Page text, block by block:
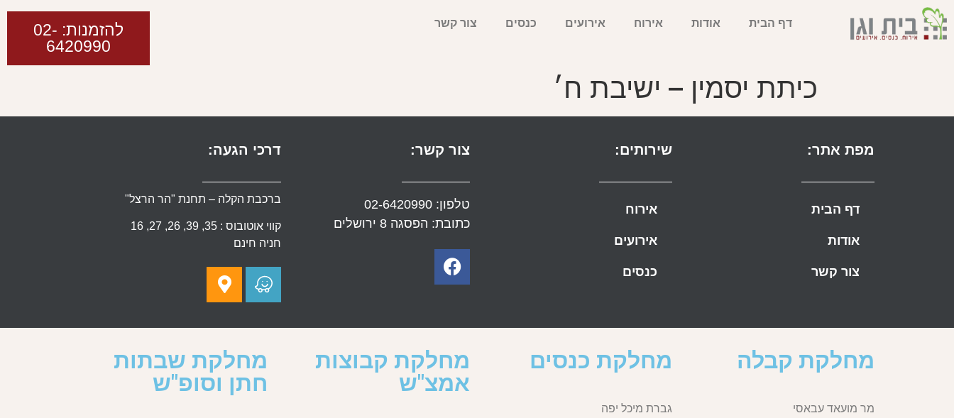
דף הבית אודות אירוח אירועים כנסים צור קשר
להזמנות: 02-
6420990
כיתת יסמין – ישיבת ח׳
מפת אתר:
דף הבית
אודות
צור קשר
שירותים:
אירוח
אירועים
כנסים
צור קשר:
טלפון: 02-6420990
כתובת: הפסגה 8 ירושלים
דרכי הגעה:
ברכבת הקלה – תחנת "הר הרצל"
קווי אוטובוס : 35, 39, 26, 27, 16
חניה חינם
מחלקת קבלה
מר מועאד עבאסי
מחלקת כנסים
גברת מיכל יפה
מחלקת קבוצות
אמצ"ש
מחלקת שבתות
חתן וסופ"ש